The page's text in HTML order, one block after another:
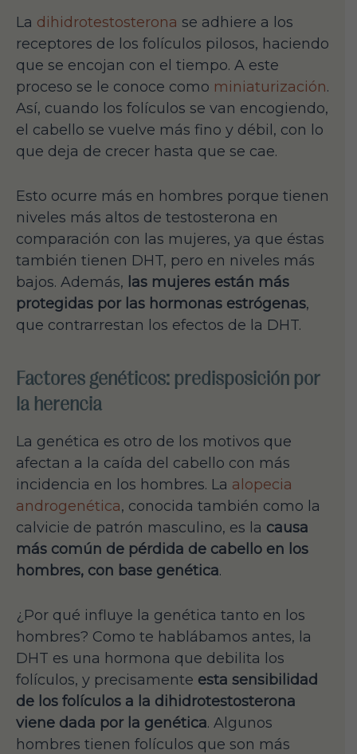
La dihidrotestosterona se adhiere a los
receptores de los folículos pilosos, haciendo
que se encojan con el tiempo. A este
proceso se le conoce como miniaturización.
Así, cuando los folículos se van encogiendo,
el cabello se vuelve más fino y débil, con lo
que deja de crecer hasta que se cae.
Esto ocurre más en hombres porque tienen
niveles más altos de testosterona en
comparación con las mujeres, ya que éstas
también tienen DHT, pero en niveles más
bajos. Además, las mujeres están más
protegidas por las hormonas estrógenas,
que contrarrestan los efectos de la DHT.
Factores genéticos: predisposición por
la herencia
La genética es otro de los motivos que
afectan a la caída del cabello con más
incidencia en los hombres. La alopecia
androgenética, conocida también como la
calvicie de patrón masculino, es la causa
más común de pérdida de cabello en los
hombres, con base genética.
¿Por qué influye la genética tanto en los
hombres? Como te hablábamos antes, la
DHT es una hormona que debilita los
folículos, y precisamente esta sensibilidad
de los folículos a la dihidrotestosterona
viene dada por la genética. Algunos
hombres tienen folículos que son más